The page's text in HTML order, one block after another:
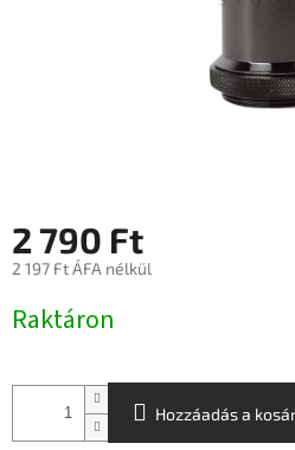
2 790 Ft
2 197 Ft ÁFA nélkül
Raktáron
Hozzáadás a